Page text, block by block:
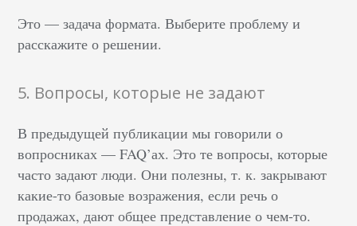
Это — задача формата. Выберите проблему и
расскажите о решении.
5. Вопросы, которые не задают
В предыдущей публикации мы говорили о
вопросниках — FAQ’ах. Это те вопросы, которые
часто задают люди. Они полезны, т. к. закрывают
какие-то базовые возражения, если речь о
продажах, дают общее представление о чем-то.